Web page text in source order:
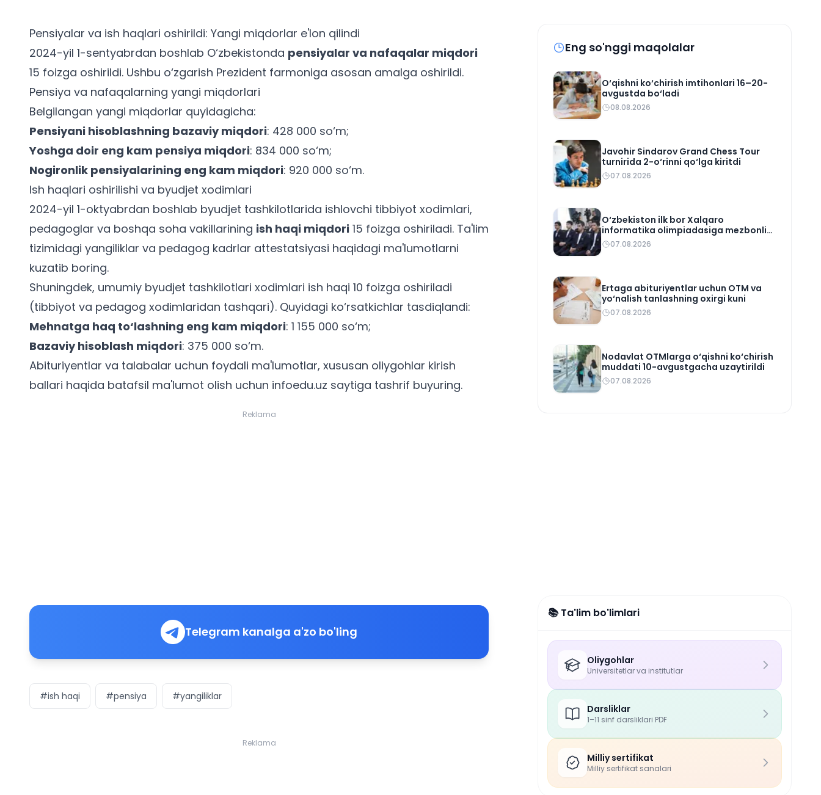
Pensiyalar va ish haqlari oshirildi: Yangi miqdorlar e'lon qilindi
2024-yil 1-sentyabrdan boshlab O‘zbekistonda pensiyalar va nafaqalar miqdori
15 foizga oshirildi. Ushbu o‘zgarish Prezident farmoniga asosan amalga oshirildi.
Pensiya va nafaqalarning yangi miqdorlari
Belgilangan yangi miqdorlar quyidagicha:
Pensiyani hisoblashning bazaviy miqdori: 428 000 so‘m;
Yoshga doir eng kam pensiya miqdori: 834 000 so‘m;
Nogironlik pensiyalarining eng kam miqdori: 920 000 so‘m.
Ish haqlari oshirilishi va byudjet xodimlari
2024-yil 1-oktyabrdan boshlab byudjet tashkilotlarida ishlovchi tibbiyot xodimlari,
pedagoglar va boshqa soha vakillarining ish haqi miqdori 15 foizga oshiriladi. Ta'lim
tizimidagi yangiliklar va pedagog kadrlar attestatsiyasi haqidagi ma'lumotlarni
kuzatib boring.
Shuningdek, umumiy byudjet tashkilotlari xodimlari ish haqi 10 foizga oshiriladi
(tibbiyot va pedagog xodimlaridan tashqari). Quyidagi ko‘rsatkichlar tasdiqlandi:
Mehnatga haq to‘lashning eng kam miqdori: 1 155 000 so‘m;
Bazaviy hisoblash miqdori: 375 000 so‘m.
Abituriyentlar va talabalar uchun foydali ma'lumotlar, xususan oliygohlar kirish
ballari haqida batafsil ma'lumot olish uchun infoedu.uz saytiga tashrif buyuring.
Reklama
Telegram kanalga a'zo bo'ling
#ish haqi #pensiya #yangiliklar
Reklama
Eng so'nggi maqolalar
O‘qishni ko‘chirish imtihonlari 16–20-
avgustda bo‘ladi
08.08.2026
Javohir Sindarov Grand Chess Tour
turnirida 2-o‘rinni qo‘lga kiritdi
07.08.2026
O‘zbekiston ilk bor Xalqaro
informatika olimpiadasiga mezbonlik
qiladi
07.08.2026
Ertaga abituriyentlar uchun OTM va
yo‘nalish tanlashning oxirgi kuni
07.08.2026
Nodavlat OTMlarga o‘qishni ko‘chirish
muddati 10-avgustgacha uzaytirildi
07.08.2026
📚 Ta'lim bo'limlari
Oliygohlar
Universitetlar va institutlar
Darsliklar
1–11 sinf darsliklari PDF
Milliy sertifikat
Milliy sertifikat sanalari